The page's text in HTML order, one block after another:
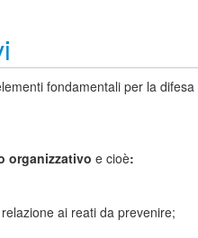
fondamentali per la difesa
organizzativo e cioè:
ai reati da prevenire;